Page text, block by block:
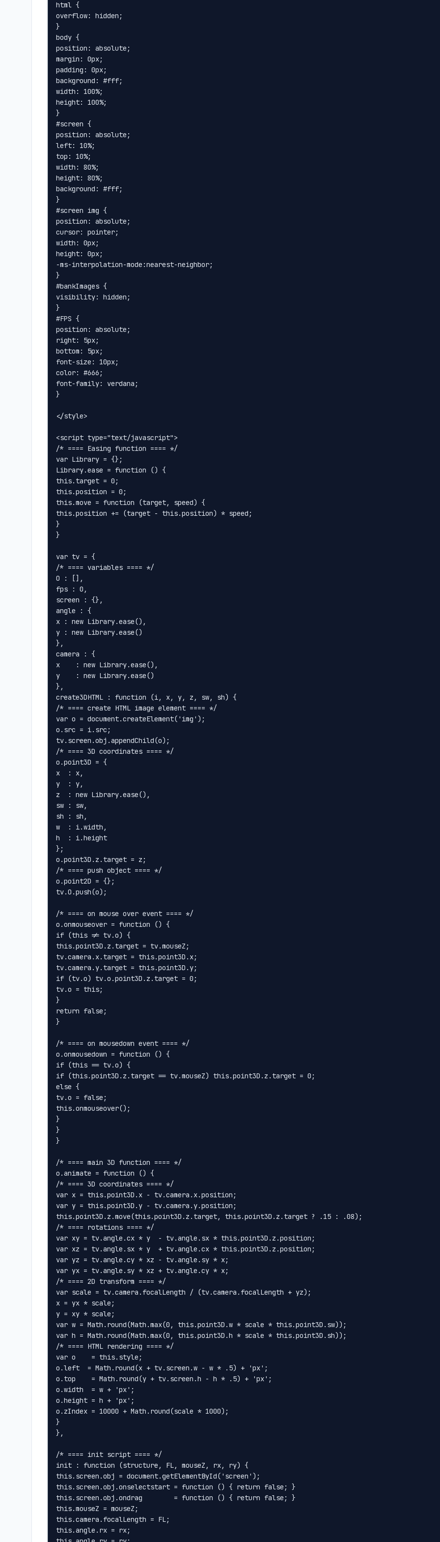
html {
overflow: hidden;
}
body {
position: absolute;
margin: 0px;
padding: 0px;
background: #fff;
width: 100%;
height: 100%;
}
#screen {
position: absolute;
left: 10%;
top: 10%;
width: 80%;
height: 80%;
background: #fff;
}
#screen img {
position: absolute;
cursor: pointer;
width: 0px;
height: 0px;
-ms-interpolation-mode:nearest-neighbor;
}
#bankImages {
visibility: hidden;
}
#FPS {
position: absolute;
right: 5px;
bottom: 5px;
font-size: 10px;
color: #666;
font-family: verdana;
}
</style>
<script type="text/javascript">
/* ==== Easing function ==== */
var Library = {};
Library.ease = function () {
this.target = 0;
this.position = 0;
this.move = function (target, speed) {
this.position += (target - this.position) * speed;
}
}
var tv = {
/* ==== variables ==== */
O : [],
fps : 0,
screen : {},
angle : {
x : new Library.ease(),
y : new Library.ease()
},
camera : {
x    : new Library.ease(),
y    : new Library.ease()
},
create3DHTML : function (i, x, y, z, sw, sh) {
/* ==== create HTML image element ==== */
var o = document.createElement('img');
o.src = i.src;
tv.screen.obj.appendChild(o);
/* ==== 3D coordinates ==== */
o.point3D = {
x  : x,
y  : y,
z  : new Library.ease(),
sw : sw,
sh : sh,
w  : i.width,
h  : i.height
};
o.point3D.z.target = z;
/* ==== push object ==== */
o.point2D = {};
tv.O.push(o);
/* ==== on mouse over event ==== */
o.onmouseover = function () {
if (this != tv.o) {
this.point3D.z.target = tv.mouseZ;
tv.camera.x.target = this.point3D.x;
tv.camera.y.target = this.point3D.y;
if (tv.o) tv.o.point3D.z.target = 0;
tv.o = this;
}
return false;
}
/* ==== on mousedown event ==== */
o.onmousedown = function () {
if (this == tv.o) {
if (this.point3D.z.target == tv.mouseZ) this.point3D.z.target = 0;
else {
tv.o = false;
this.onmouseover();
}
}
}
/* ==== main 3D function ==== */
o.animate = function () {
/* ==== 3D coordinates ==== */
var x = this.point3D.x - tv.camera.x.position;
var y = this.point3D.y - tv.camera.y.position;
this.point3D.z.move(this.point3D.z.target, this.point3D.z.target ? .15 : .08);
/* ==== rotations ==== */
var xy = tv.angle.cx * y  - tv.angle.sx * this.point3D.z.position;
var xz = tv.angle.sx * y  + tv.angle.cx * this.point3D.z.position;
var yz = tv.angle.cy * xz - tv.angle.sy * x;
var yx = tv.angle.sy * xz + tv.angle.cy * x;
/* ==== 2D transform ==== */
var scale = tv.camera.focalLength / (tv.camera.focalLength + yz);
x = yx * scale;
y = xy * scale;
var w = Math.round(Math.max(0, this.point3D.w * scale * this.point3D.sw));
var h = Math.round(Math.max(0, this.point3D.h * scale * this.point3D.sh));
/* ==== HTML rendering ==== */
var o    = this.style;
o.left  = Math.round(x + tv.screen.w - w * .5) + 'px';
o.top    = Math.round(y + tv.screen.h - h * .5) + 'px';
o.width  = w + 'px';
o.height = h + 'px';
o.zIndex = 10000 + Math.round(scale * 1000);
}
},
/* ==== init script ==== */
init : function (structure, FL, mouseZ, rx, ry) {
this.screen.obj = document.getElementById('screen');
this.screen.obj.onselectstart = function () { return false; }
this.screen.obj.ondrag        = function () { return false; }
this.mouseZ = mouseZ;
this.camera.focalLength = FL;
this.angle.rx = rx;